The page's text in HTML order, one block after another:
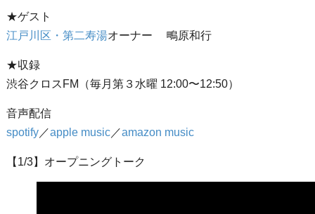
★ゲスト
江戸川区・第二寿湯オーナー 鴫原和行
★収録
渋谷クロスFM（毎月第３水曜 12:00〜12:50）
音声配信
spotify／apple music／amazon music
【1/3】オープニングトーク